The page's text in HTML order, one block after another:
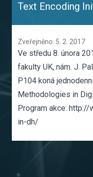
Text Encoding
Zveřejněno: 5. 2. 2017
Ve středu 8. února
fakulty UK, nám. J.
P104 koná
Methodologies in
Program akce: http://
in-dh/